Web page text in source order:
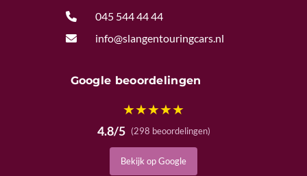

045 544 44 44

info@slangentouringcars.nl
Google beoordelingen
★★★★★
4.8/5 (298 beoordelingen)
Bekijk op Google